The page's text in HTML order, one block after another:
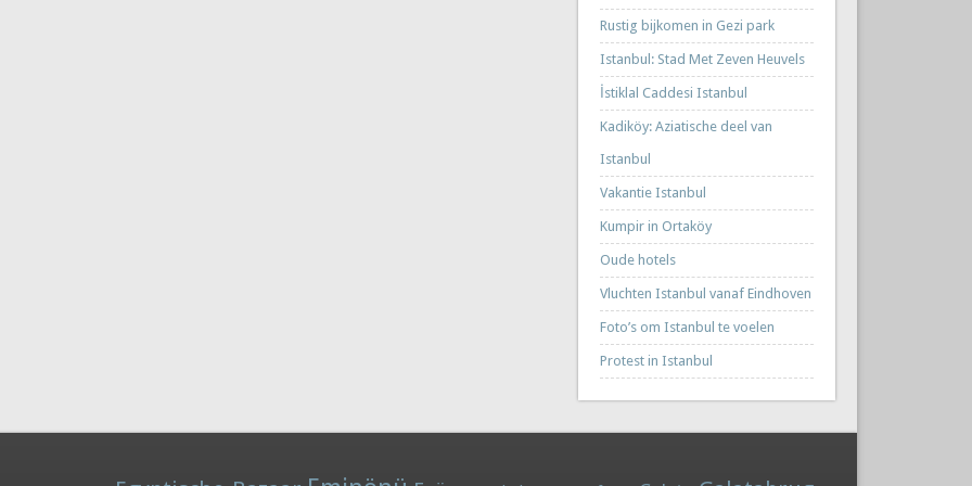
Rustig bijkomen in Gezi park
Istanbul: Stad Met Zeven Heuvels
İstiklal Caddesi Istanbul
Kadiköy: Aziatische deel van
Istanbul
Vakantie Istanbul
Kumpir in Ortaköy
Oude hotels
Vluchten Istanbul vanaf Eindhoven
Foto’s om Istanbul te voelen
Protest in Istanbul